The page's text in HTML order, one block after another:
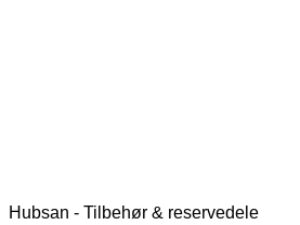
Hubsan - Tilbehør & reservedele